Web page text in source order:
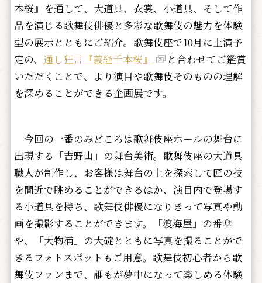
本桜』を通して、大道具、衣裳、小道具、そして作
品を演じる歌舞伎俳優と多彩な歌舞伎の魅力を体験
型の展示とともにご紹介。歌舞伎座で10月に上演予
定の、 通し狂言『義経千本桜』
と合わせてご鑑賞
いただくことで、より演目や歌舞伎そのものの理解
を深めることができる企画展です。
今回の一番のみどころは歌舞伎座ホールの舞台に
出現する「吉野山」の舞台美術。歌舞伎座の大道具
職人が制作し、お客様は舞台の上を探索して匠の技
を間近で眺めることができるほか、演目内で登場す
る小道具を持ち、歌舞伎俳優になりきって写真や動
画を撮影することができます。「渡海屋」の番傘
や、「大物浦」の大碇とともに写真を撮ることがで
きるフォトスポットもご用意。歌舞伎初心者から歌
舞伎ファンまで、誰もが夢中になって楽しめる体験